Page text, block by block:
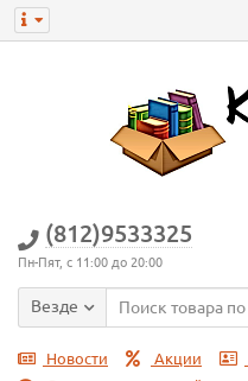
(812)9533325
Пн-Пят, с 11:00 до 20:00
Везде
Новости Акции